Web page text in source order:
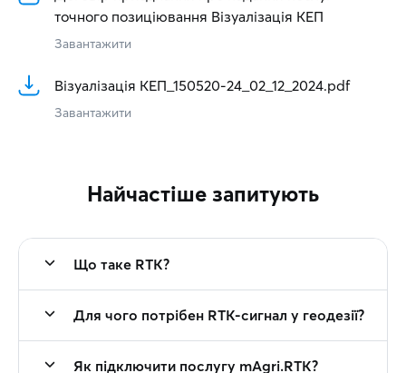
точного позиціювання Візуалізація КЕП
Завантажити
Візуалізація КЕП_150520-24_02_12_2024.pdf
Завантажити
Найчастіше запитують
Що таке RTK?
Для чого потрібен RTK-сигнал у геодезії?
Як підключити послугу mAgri.RTK?